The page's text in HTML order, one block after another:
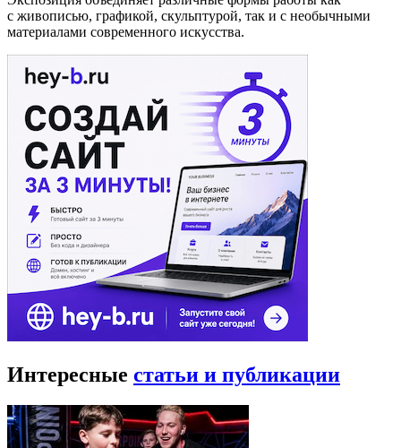
с живописью, графикой, скульптурой, так и с необычными
материалами современного искусства.
Интересные статьи и публикации